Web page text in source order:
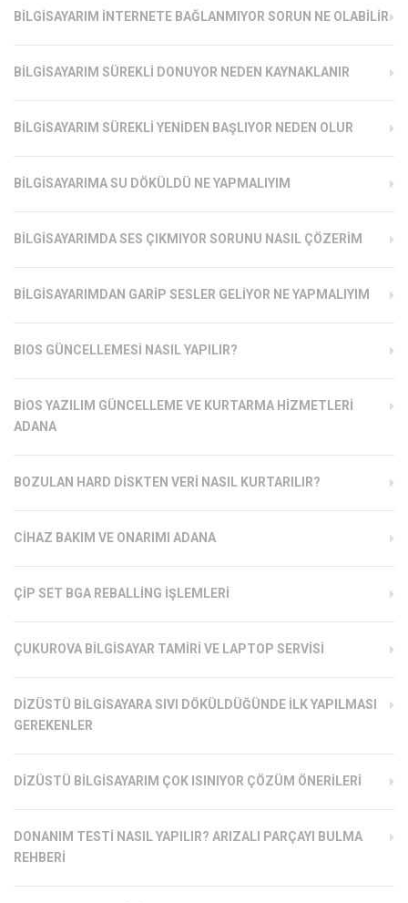
BILGISAYARIM İNTERNETE BAĞLANMIYOR SORUN NE OLABILIR
BILGISAYARIM SÜREKLI DONUYOR NEDEN KAYNAKLANIR
BILGISAYARIM SÜREKLI YENIDEN BAŞLIYOR NEDEN OLUR
BILGISAYARIMA SU DÖKÜLDÜ NE YAPMALIYIM
BILGISAYARIMDA SES ÇIKMIYOR SORUNU NASIL ÇÖZERIM
BILGISAYARIMDAN GARIP SESLER GELIYOR NE YAPMALIYIM
BIOS GÜNCELLEMESI NASIL YAPILIR?
BIOS YAZILIM GÜNCELLEME VE KURTARMA HIZMETLERI
ADANA
BOZULAN HARD DISKTEN VERI NASIL KURTARILIR?
CIHAZ BAKIM VE ONARIMI ADANA
ÇIP SET BGA REBALLING İŞLEMLERI
ÇUKUROVA BILGISAYAR TAMIRI VE LAPTOP SERVISI
DIZÜSTÜ BILGISAYARA SIVI DÖKÜLDÜĞÜNDE İLK YAPILMASI
GEREKENLER
DIZÜSTÜ BILGISAYARIM ÇOK ISINIYOR ÇÖZÜM ÖNERILERI
DONANIM TESTI NASIL YAPILIR? ARIZALI PARÇAYI BULMA
REHBERI